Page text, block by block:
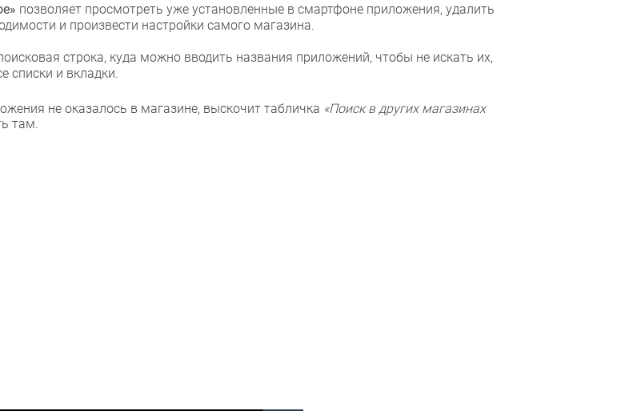
позволяет просмотреть уже установленные в смартфоне приложения, удалить
и произвести настройки самого магазина.
строка, куда можно вводить названия приложений, чтобы не искать их,
списки и вкладки.
не оказалось в магазине, выскочит табличка «Поиск в других магазинах
там.